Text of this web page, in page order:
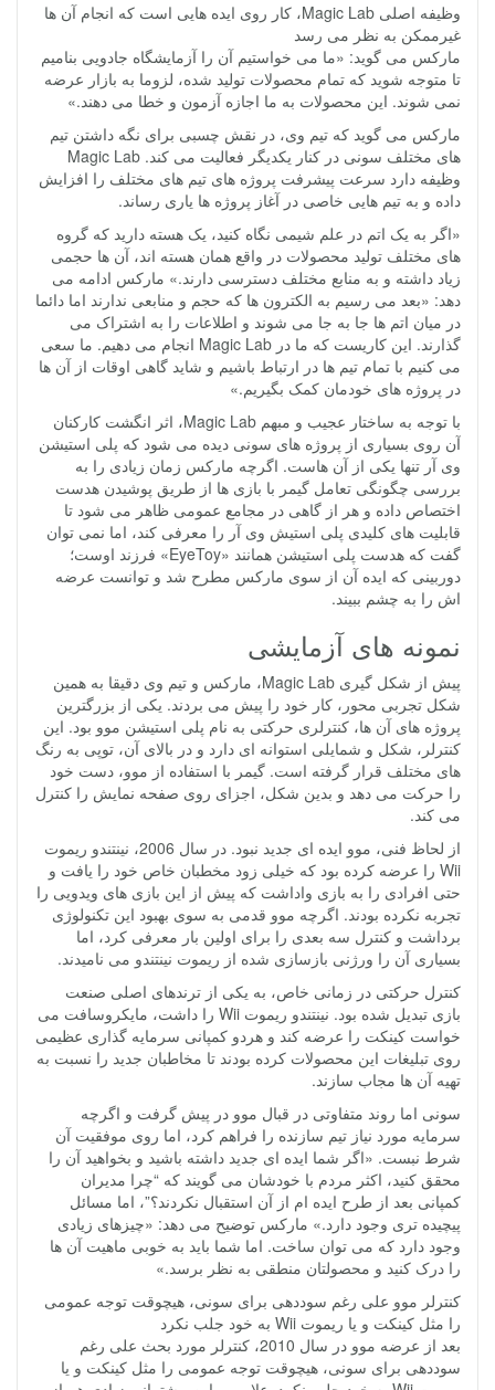
وظیفه اصلی Magic Lab، کار روی ایده هایی است که انجام آن ها
غیرممکن به نظر می رسد
مارکس می گوید: «ما می خواستیم آن را آزمایشگاه جادویی بنامیم
تا متوجه شوید که تمام محصولات تولید شده، لزوما به بازار عرضه
نمی شوند. این محصولات به ما اجازه آزمون و خطا می دهند.»
مارکس می گوید که تیم وی، در نقش چسبی برای نگه داشتن تیم
های مختلف سونی در کنار یکدیگر فعالیت می کند. Magic Lab
وظیفه دارد سرعت پیشرفت پروژه های تیم های مختلف را افزایش
داده و به تیم هایی خاصی در آغاز پروژه ها یاری رساند.
«اگر به یک اتم در علم شیمی نگاه کنید، یک هسته دارید که گروه
های مختلف تولید محصولات در واقع همان هسته اند، آن ها حجمی
زیاد داشته و به منابع مختلف دسترسی دارند.» مارکس ادامه می
دهد: «بعد می رسیم به الکترون ها که حجم و منابعی ندارند اما دائما
در میان اتم ها جا به جا می شوند و اطلاعات را به اشتراک می
گذارند. این کاریست که ما در Magic Lab انجام می دهیم. ما سعی
می کنیم با تمام تیم ها در ارتباط باشیم و شاید گاهی اوقات از آن ها
در پروژه های خودمان کمک بگیریم.»
با توجه به ساختار عجیب و مبهم Magic Lab، اثر انگشت کارکنان
آن روی بسیاری از پروژه های سونی دیده می شود که پلی استیشن
وی آر تنها یکی از آن هاست. اگرچه مارکس زمان زیادی را به
بررسی چگونگی تعامل گیمر با بازی ها از طریق پوشیدن هدست
اختصاص داده و هر از گاهی در مجامع عمومی ظاهر می شود تا
قابلیت های کلیدی پلی استیش وی آر را معرفی کند، اما نمی توان
گفت که هدست پلی استیشن همانند «EyeToy» فرزند اوست؛
دوربینی که ایده آن از سوی مارکس مطرح شد و توانست عرضه
اش را به چشم ببیند.
نمونه های آزمایشی
پیش از شکل گیری Magic Lab، مارکس و تیم وی دقیقا به همین
شکل تجربی محور، کار خود را پیش می بردند. یکی از بزرگترین
پروژه های آن ها، کنترلری حرکتی به نام پلی استیشن موو بود. این
کنترلر، شکل و شمایلی استوانه ای دارد و در بالای آن، توپی به رنگ
های مختلف قرار گرفته است. گیمر با استفاده از موو، دست خود
را حرکت می دهد و بدین شکل، اجزای روی صفحه نمایش را کنترل
می کند.
از لحاظ فنی، موو ایده ای جدید نبود. در سال 2006، نینتندو ریموت
Wii را عرضه کرده بود که خیلی زود مخطبان خاص خود را یافت و
حتی افرادی را به بازی واداشت که پیش از این بازی های ویدویی را
تجربه نکرده بودند. اگرچه موو قدمی به سوی بهبود این تکنولوژی
برداشت و کنترل سه بعدی را برای اولین بار معرفی کرد، اما
بسیاری آن را ورژنی بازسازی شده از ریموت نینتندو می نامیدند.
کنترل حرکتی در زمانی خاص، به یکی از ترندهای اصلی صنعت
بازی تبدیل شده بود. نینتندو ریموت Wii را داشت، مایکروسافت می
خواست کینکت را عرضه کند و هردو کمپانی سرمایه گذاری عظیمی
روی تبلیغات این محصولات کرده بودند تا مخاطبان جدید را نسبت به
تهیه آن ها مجاب سازند.
سونی اما روند متفاوتی در قبال موو در پیش گرفت و اگرچه
سرمایه مورد نیاز تیم سازنده را فراهم کرد، اما روی موفقیت آن
شرط نبست. «اگر شما ایده ای جدید داشته باشید و بخواهید آن را
محقق کنید، اکثر مردم با خودشان می گویند که “چرا مدیران
کمپانی بعد از طرح ایده ام از آن استقبال نکردند؟”، اما مسائل
پیچیده تری وجود دارد.» مارکس توضیح می دهد: «چیزهای زیادی
وجود دارد که می توان ساخت. اما شما باید به خوبی ماهیت آن ها
را درک کنید و محصولتان منطقی به نظر برسد.»
کنترلر موو علی رغم سوددهی برای سونی، هیچوقت توجه عمومی
را مثل کینکت و یا ریموت Wii به خود جلب نکرد
بعد از عرضه موو در سال 2010، کنترلر مورد بحث علی رغم
سوددهی برای سونی، هیچوقت توجه عمومی را مثل کینکت و یا